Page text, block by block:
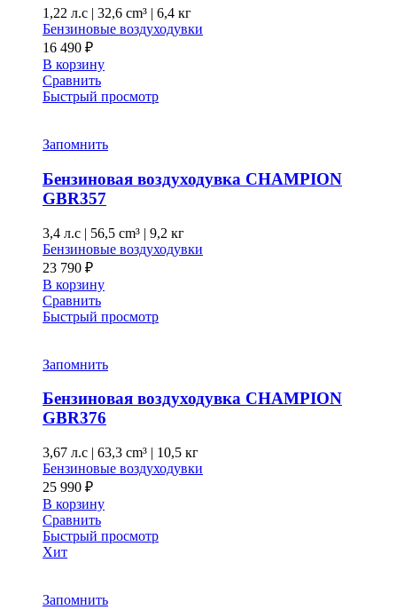
1,22 л.с | 32,6 cm³ | 6,4 кг
Бензиновые воздуходувки
16 490 ₽
В корзину
Сравнить
Быстрый просмотр
Запомнить
Бензиновая воздуходувка CHAMPION
GBR357
3,4 л.с | 56,5 cm³ | 9,2 кг
Бензиновые воздуходувки
23 790 ₽
В корзину
Сравнить
Быстрый просмотр
Запомнить
Бензиновая воздуходувка CHAMPION
GBR376
3,67 л.с | 63,3 cm³ | 10,5 кг
Бензиновые воздуходувки
25 990 ₽
В корзину
Сравнить
Быстрый просмотр
Хит
Запомнить